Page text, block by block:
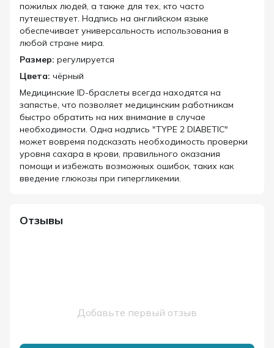
пожилых людей, а также для тех, кто часто
путешествует. Надпись на английском языке
обеспечивает универсальность использования в
любой стране мира.
Размер: регулируется
Цвета: чёрный
Медицинские ID-браслеты всегда находятся на
запястье, что позволяет медицинским работникам
быстро обратить на них внимание в случае
необходимости. Одна надпись "TYPE 2 DIABETIC"
может вовремя подсказать необходимость проверки
уровня сахара в крови, правильного оказания
помощи и избежать возможных ошибок, таких как
введение глюкозы при гипергликемии.
Отзывы
Добавьте первый отзыв